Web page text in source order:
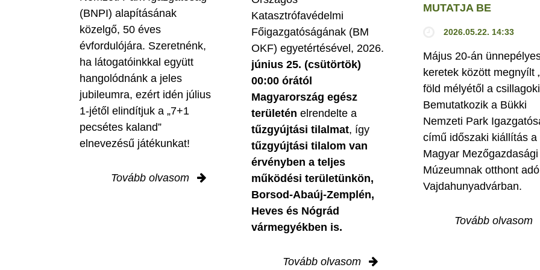
(BNPI) alapításának
közelgő, 50 éves
évfordulójára. Szeretnénk,
ha látogatóinkkal együtt
hangolódnánk a jeles
jubileumra, ezért idén július
1-jétől elindítjuk a „7+1
pecsétes kaland”
elnevezésű játékunkat!
Tovább olvasom
Katasztrófavédelmi
Főigazgatóságának (BM
OKF) egyetértésével, 2026.
június 25. (csütörtök)
00:00 órától
Magyarország egész
területén elrendelte a
tűzgyújtási tilalmat, így
tűzgyújtási tilalom van
érvényben a teljes
működési területünkön,
Borsod-Abaúj-Zemplén,
Heves és Nógrád
vármegyékben is.
Tovább olvasom
MUTATJA BE
2026.05.22. 14:33
Május 20-án
keretek között megnyílt
föld mélyétől a
Bemutatkozik a Bükki
Nemzeti Park
című időszaki kiállítás a
Magyar Mezőgazdasági
Múzeumnak otthont adó
Vajdahunyadvárban.
Tovább olvasom